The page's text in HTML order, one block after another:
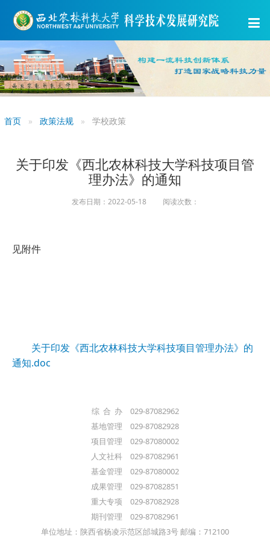
首页 政策法规 学校政策
关于印发《西北农林科技大学科技项目管
理办法》的通知
发布日期：2022-05-18 阅读次数：
见附件
关于印发《西北农林科技大学科技项目管理办法》的
通知.doc
综 合 办 029-87082962
基地管理 029-87082928
项目管理 029-87080002
人文社科 029-87082961
基金管理 029-87080002
成果管理 029-87082851
重大专项 029-87082928
期刊管理 029-87082961
单位地址：陕西省杨凌示范区邰城路3号 邮编：712100